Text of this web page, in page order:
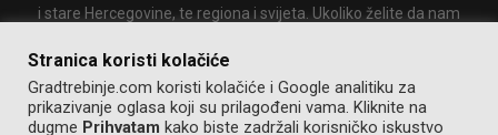
i stare Hercegovine, te regiona i svijeta. Ukoliko želite da nam
Stranica koristi kolačiće
Gradtrebinje.com koristi kolačiće i Google analitiku za
prikazivanje oglasa koji su prilagođeni vama. Kliknite na
dugme Prihvatam kako biste zadržali korisničko iskustvo